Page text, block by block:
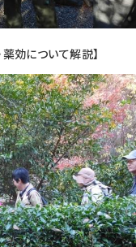
薬効について解説】